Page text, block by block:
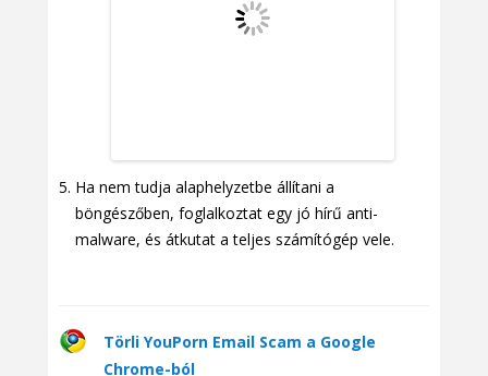
Ha nem tudja alaphelyzetbe állítani a
böngészőben, foglalkoztat egy jó hírű anti-
malware, és átkutat a teljes számítógép vele.
Törli YouPorn Email Scam a Google
Chrome-ból